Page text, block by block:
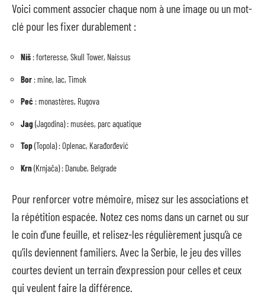
Voici comment associer chaque nom à une image ou un mot-
clé pour les fixer durablement :
Niš : forteresse, Skull Tower, Naissus
Bor : mine, lac, Timok
Peć : monastères, Rugova
Jag(Jagodina) : musées, parc aquatique
Top(Topola) : Oplenac, Karađorđević
Krn(Krnjača) : Danube, Belgrade
Pour renforcer votre mémoire, misez sur les associations et
la répétition espacée. Notez ces noms dans un carnet ou sur
le coin d’une feuille, et relisez-les régulièrement jusqu’à ce
qu’ils deviennent familiers. Avec la Serbie, le jeu des villes
courtes devient un terrain d’expression pour celles et ceux
qui veulent faire la différence.